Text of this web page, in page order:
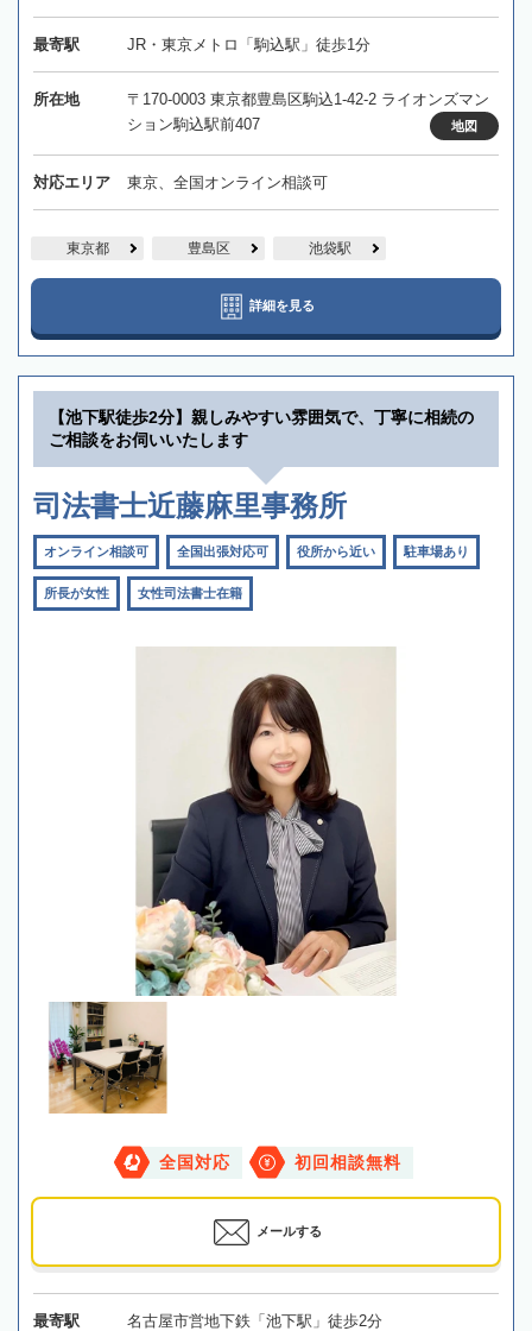
最寄駅 JR・東京メトロ「駒込駅」徒歩1分
所在地
〒170-0003 東京都豊島区駒込1-42-2 ライオンズマン
ション駒込駅前407
地図
対応エリア 東京、全国オンライン相談可
東京都 豊島区 池袋駅
詳細を見る
【池下駅徒歩2分】親しみやすい雰囲気で、丁寧に相続の
ご相談をお伺いいたします
司法書士近藤麻里事務所
オンライン相談可 全国出張対応可 役所から近い 駐車場あり
所長が女性 女性司法書士在籍
全国対応 初回相談無料
メールする
最寄駅 名古屋市営地下鉄「池下駅」徒歩2分